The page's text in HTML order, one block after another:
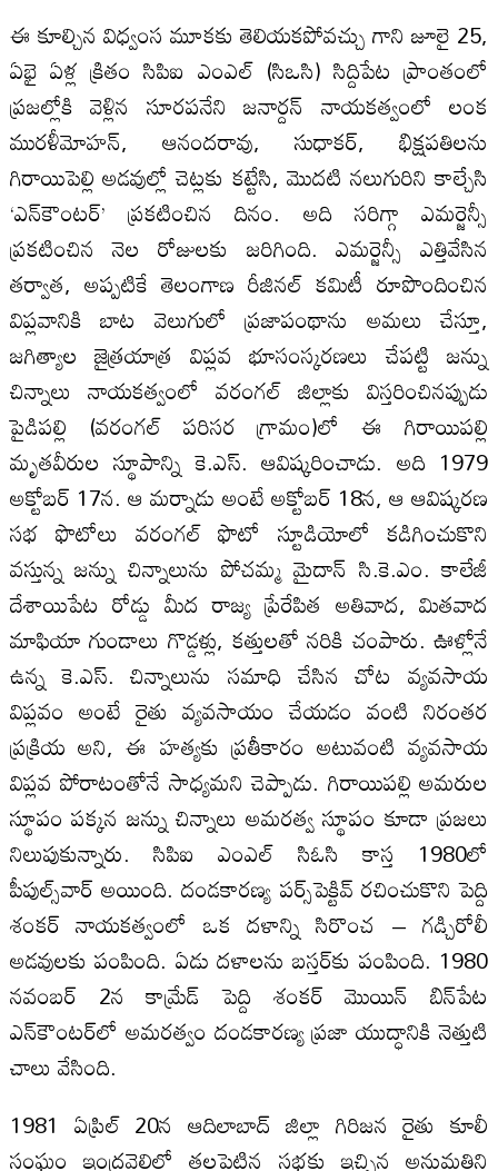
ఈ కూల్చిన విధ్వంస మూకకు తెలియకపోవచ్చు గాని జూలై 25,
ఏభై ఏళ్ల క్రితం సిపిఐ ఎంఎల్‌ (సిఒసి) సిద్దిపేట ప్రాంతంలో
ప్రజల్లోకి వెళ్లిన సూరపనేని జనార్దన్‌ నాయకత్వంలో లంక
మురళీమోహన్‌, ఆనందరావు, సుధాకర్‌, భిక్షపతిలను
గిరాయిపెల్లి అడవుల్లో చెట్లకు కట్టేసి, మొదటి నలుగురిని కాల్చేసి
‘ఎన్‌కౌంటర్‌’ ప్రకటించిన దినం. అది సరిగ్గా ఎమర్జెన్సీ
ప్రకటించిన నెల రోజులకు జరిగింది. ఎమర్జెన్సీ ఎత్తివేసిన
తర్వాత, అప్పటికే తెలంగాణ రీజినల్‌ కమిటీ రూపొందించిన
విప్లవానికి బాట వెలుగులో ప్రజాపంథాను అమలు చేస్తూ,
జగిత్యాల జైత్రయాత్ర విప్లవ భూసంస్కరణలు చేపట్టి జన్ను
చిన్నాలు నాయకత్వంలో వరంగల్‌ జిల్లాకు విస్తరించినప్పుడు
పైడిపల్లి (వరంగల్‌ పరిసర గ్రామం)లో ఈ గిరాయిపల్లి
మృతవీరుల స్థూపాన్ని కె.ఎస్‌. ఆవిష్కరించాడు. అది 1979
అక్టోబర్‌ 17న. ఆ మర్నాడు అంటే అక్టోబర్‌ 18న, ఆ ఆవిష్కరణ
సభ ఫొటోలు వరంగల్‌ ఫొటో స్టూడియోలో కడిగించుకొని
వస్తున్న జన్ను చిన్నాలును పోచమ్మ మైదాన్‌ సి.కె.ఎం. కాలేజీ
దేశాయిపేట రోడ్డు మీద రాజ్య ప్రేరేపిత అతివాద, మితవాద
మాఫియా గుండాలు గొడ్డళ్లు, కత్తులతో నరికి చంపారు. ఊళ్లోనే
ఉన్న కె.ఎస్‌. చిన్నాలును సమాధి చేసిన చోట వ్యవసాయ
విప్లవం అంటే రైతు వ్యవసాయం చేయడం వంటి నిరంతర
ప్రక్రియ అని, ఈ హత్యకు ప్రతీకారం అటువంటి వ్యవసాయ
విప్లవ పోరాటంతోనే సాధ్యమని చెప్పాడు. గిరాయిపల్లి అమరుల
స్థూపం పక్కన జన్ను చిన్నాలు అమరత్వ స్థూపం కూడా ప్రజలు
నిలుపుకున్నారు. సిపిఐ ఎంఎల్‌ సిఓసి కాస్త 1980లో
పీపుల్స్‌వార్‌ అయింది. దండకారణ్య పర్స్‌పెక్టివ్‌ రచించుకొని పెద్ది
శంకర్‌ నాయకత్వంలో ఒక దళాన్ని సిరొంచ – గడ్చిరోలీ
అడవులకు పంపింది. ఏడు దళాలను బస్తర్‌కు పంపింది. 1980
నవంబర్‌ 2న కామ్రేడ్‌ పెద్ది శంకర్‌ మొయిన్‌ బిన్‌పేట
ఎన్‌కౌంటర్‌లో అమరత్వం దండకారణ్య ప్రజా యుద్ధానికి నెత్తుటి
చాలు వేసింది.
1981 ఏప్రిల్‌ 20న ఆదిలాబాద్‌ జిల్లా గిరిజన రైతు కూలీ
సంఘం ఇంద్రవెల్లిలో తలపెట్టిన సభకు ఇచ్చిన అనుమతిని